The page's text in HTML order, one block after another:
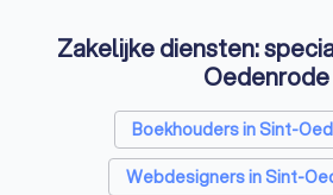
Zakelijke diensten:
Oedenrode
Boekhouders in Sint-
Webdesigners in Sint-